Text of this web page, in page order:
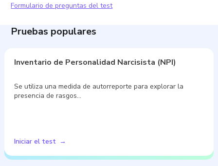
Formulario de preguntas del test
Pruebas populares
Inventario de Personalidad Narcisista (NPI)
Se utiliza una medida de autorreporte para explorar la
presencia de rasgos…
Iniciar el test